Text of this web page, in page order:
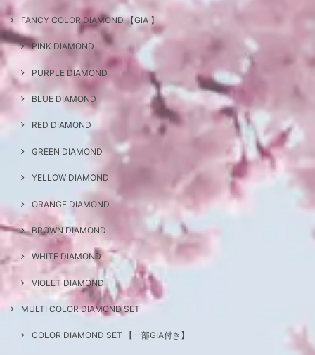
FANCY COLOR DIAMOND 【GIA 】
PINK DIAMOND
PURPLE DIAMOND
BLUE DIAMOND
RED DIAMOND
GREEN DIAMOND
YELLOW DIAMOND
ORANGE DIAMOND
BROWN DIAMOND
WHITE DIAMOND
VIOLET DIAMOND
MULTI COLOR DIAMOND SET
COLOR DIAMOND SET 【一部GIA付き】